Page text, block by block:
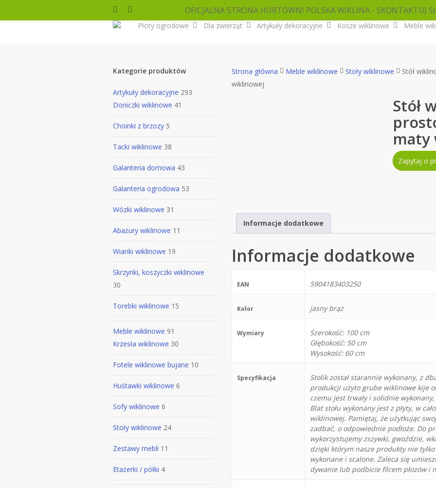
to
facebookinstagram OFICJALNA STRONA HURTOWNI POLSKA WIKLINA - SKONTAKTUJ
Płoty ogrodowe Dla zwierząt Artykuły dekoracyjne Kosze wiklinowe Meble
Kategorie produktów
Artykuły dekoracyjne 293
Doniczki wiklinowe 41
Choinki z brzozy 5
Tacki wiklinowe 38
Galanteria domowa 43
Galanteria ogrodowa 53
Wózki wiklinowe 31
Abażury wiklinowe 11
Wianki wiklinowe 19
Skrzynki, koszyczki wiklinowe
30
Torebki wiklinowe 15
Meble wiklinowe 91
Krzesła wiklinowe 30
Fotele wiklinowe bujane 10
Huśtawki wiklinowe 6
Sofy wiklinowe 6
Stoły wiklinowe 24
Zestawy mebli 11
Etażerki / półki 4
Strona główna Meble wiklinowe Stoły wiklinowe
Stół
wiklinowej
Stół
maty
Zapytaj o
Informacje dodatkowe
Informacje dodatkowe
EAN 5904183403250
Kolor jasny brąz
Wymiary
Szerokość: 100 cm
Głębokość: 50 cm
Wysokość: 60 cm
Specyfikacja
Stolik został starannie wykonany, z
produkcji użyto grube wiklinowe kije
czemu jest trwały i solidnie
Blat stołu wykonany jest z płyty, w
wiklinowej. Pamiętaj, że użytkując
zadbać, o odpowiednie podłoże. Do
wykorzystujemy zszywki, gwoździe,
dzięki którym nasze produkty nie
wykonane i scalone. Zaleca się
dywanie lub podbicie filcem płozów i